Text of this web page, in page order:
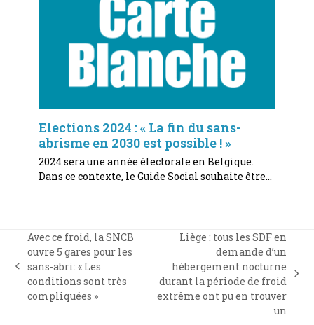
Elections 2024 : « La fin du sans-
abrisme en 2030 est possible ! »
2024 sera une année électorale en Belgique.
Dans ce contexte, le Guide Social souhaite être…
previous
post:
Avec ce froid, la SNCB
ouvre 5 gares pour les
sans-abri: « Les
conditions sont très
compliquées »
next
post:
Liège : tous les SDF en
demande d’un
hébergement nocturne
durant la période de froid
extrême ont pu en trouver
un